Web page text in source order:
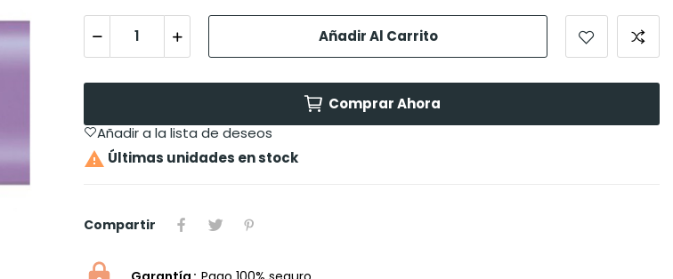
Añadir Al Carrito
Comprar Ahora
Añadir a la lista de deseos
 Últimas unidades en stock
Compartir